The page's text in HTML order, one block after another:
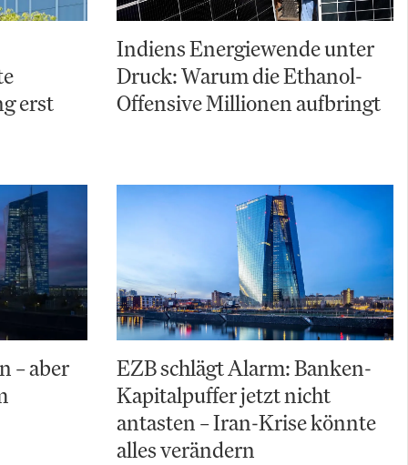
erst
Indiens Energiewende unter
Druck: Warum die Ethanol-
Offensive Millionen aufbringt
– aber
EZB schlägt Alarm: Banken-
Kapitalpuffer jetzt nicht
antasten – Iran-Krise könnte
alles verändern